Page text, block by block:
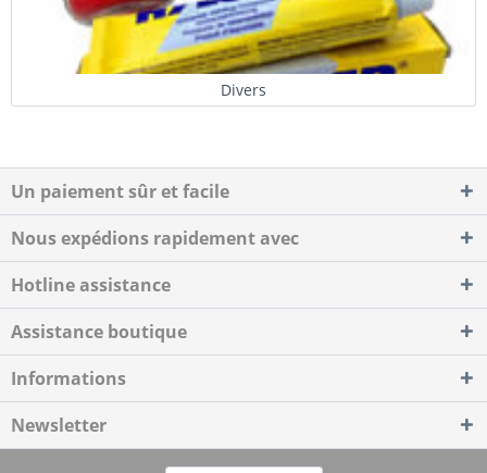
Divers
Un paiement sûr et facile
Nous expédions rapidement avec
Hotline assistance
Assistance boutique
Informations
Newsletter